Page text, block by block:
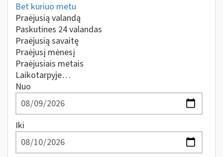
Bet kuriuo metu
Praėjusią valandą
Paskutines 24 valandas
Praėjusią savaitę
Praėjusį mėnesį
Praėjusiais metais
Laikotarpyje…
Nuo
Iki